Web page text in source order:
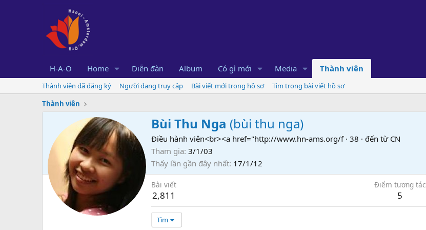
H-A-O Home Diễn đàn Album Có gì mới Media Thành viên
Thành viên đã đăng ký Người đang truy cập Bài viết mới trong hồ sơ
Tìm trong bài viết hồ sơ
Thành viên
Bùi Thu Nga (bùi thu nga)
Điều hành viên<br><a href="http://www.hn-ams.org/f · 38 · đến từ CN
Tham gia 3/1/03
Thấy lần gần đây nhất 17/1/12
Bài viết
2,811
Điểm tương tác
5
Tìm